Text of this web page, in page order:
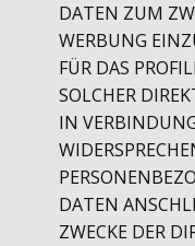
DATEN ZUM
WERBUNG
FÜR DAS
SOLCHER
IN
DATEN
ZWECKE DER